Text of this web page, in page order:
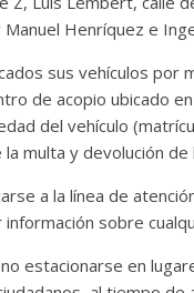
Henríquez e
sus vehículos por
de acopio ubicado
del vehículo
multa y devolución de
a la línea de
sobre
estacionarse en